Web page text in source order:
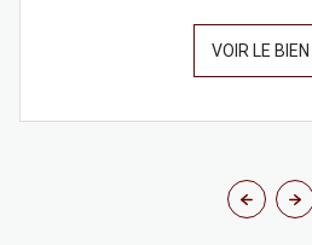
VOIR LE BIEN